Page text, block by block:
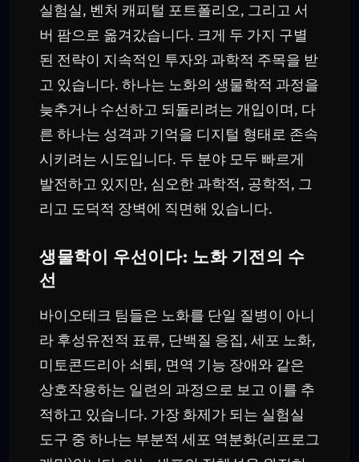
실험실, 벤처 캐피털 포트폴리오, 그리고 서
버 팜으로 옮겨갔습니다. 크게 두 가지 구별
된 전략이 지속적인 투자와 과학적 주목을 받
고 있습니다. 하나는 노화의 생물학적 과정을
늦추거나 수선하고 되돌리려는 개입이며, 다
른 하나는 성격과 기억을 디지털 형태로 존속
시키려는 시도입니다. 두 분야 모두 빠르게
발전하고 있지만, 심오한 과학적, 공학적, 그
리고 도덕적 장벽에 직면해 있습니다.
생물학이 우선이다: 노화 기전의 수
선
바이오테크 팀들은 노화를 단일 질병이 아니
라 후성유전적 표류, 단백질 응집, 세포 노화,
미토콘드리아 쇠퇴, 면역 기능 장애와 같은
상호작용하는 일련의 과정으로 보고 이를 추
적하고 있습니다. 가장 화제가 되는 실험실
도구 중 하나는 부분적 세포 역분화(리프로그